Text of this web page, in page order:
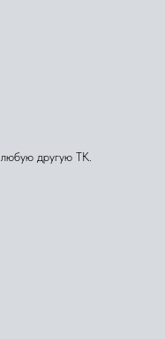
другую ТК.